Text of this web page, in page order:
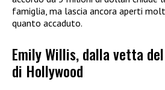
famiglia, ma lascia ancora aperti
quanto accaduto.
Emily Willis, dalla vetta
di Hollywood